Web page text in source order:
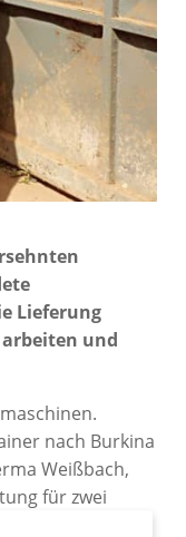
Lieferung
und
nach Burkina
Weißbach,
für zwei
Geräten war